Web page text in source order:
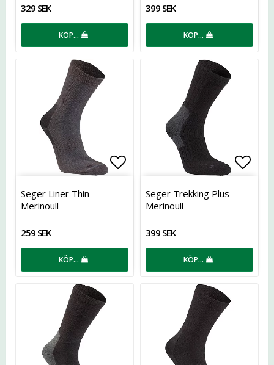
329 SEK
KÖP…
399 SEK
KÖP…
Lägg till i favoritlistan
Seger Liner Thin
Merinoull
259 SEK
KÖP…
Seger Trekking Plus
Merinoull
399 SEK
KÖP…